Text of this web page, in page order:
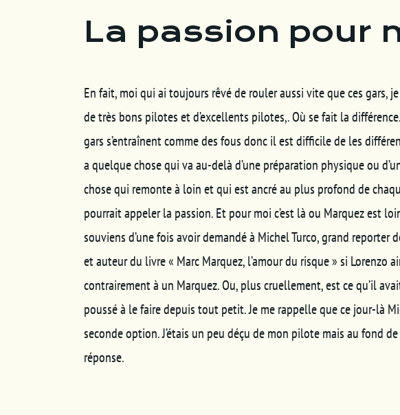
La passion pour
En fait, moi qui ai toujours rêvé de rouler aussi vite que ces gars,
de très bons pilotes et d’excellents pilotes,. Où se fait la
gars s’entraînent comme des fous donc il est difficile de les
a quelque chose qui va au-delà d’une préparation physique ou
chose qui remonte à loin et qui est ancré au plus profond de
pourrait appeler la passion. Et pour moi c’est là ou Marquez est
souviens d’une fois avoir demandé à Michel Turco, grand reporter
et auteur du livre « Marc Marquez, l’amour du risque » si Lorenzo
contrairement à un Marquez. Ou, plus cruellement, est ce qu’il
poussé à le faire depuis tout petit. Je me rappelle que ce jour-là
seconde option. J’étais un peu déçu de mon pilote mais au fond
réponse.